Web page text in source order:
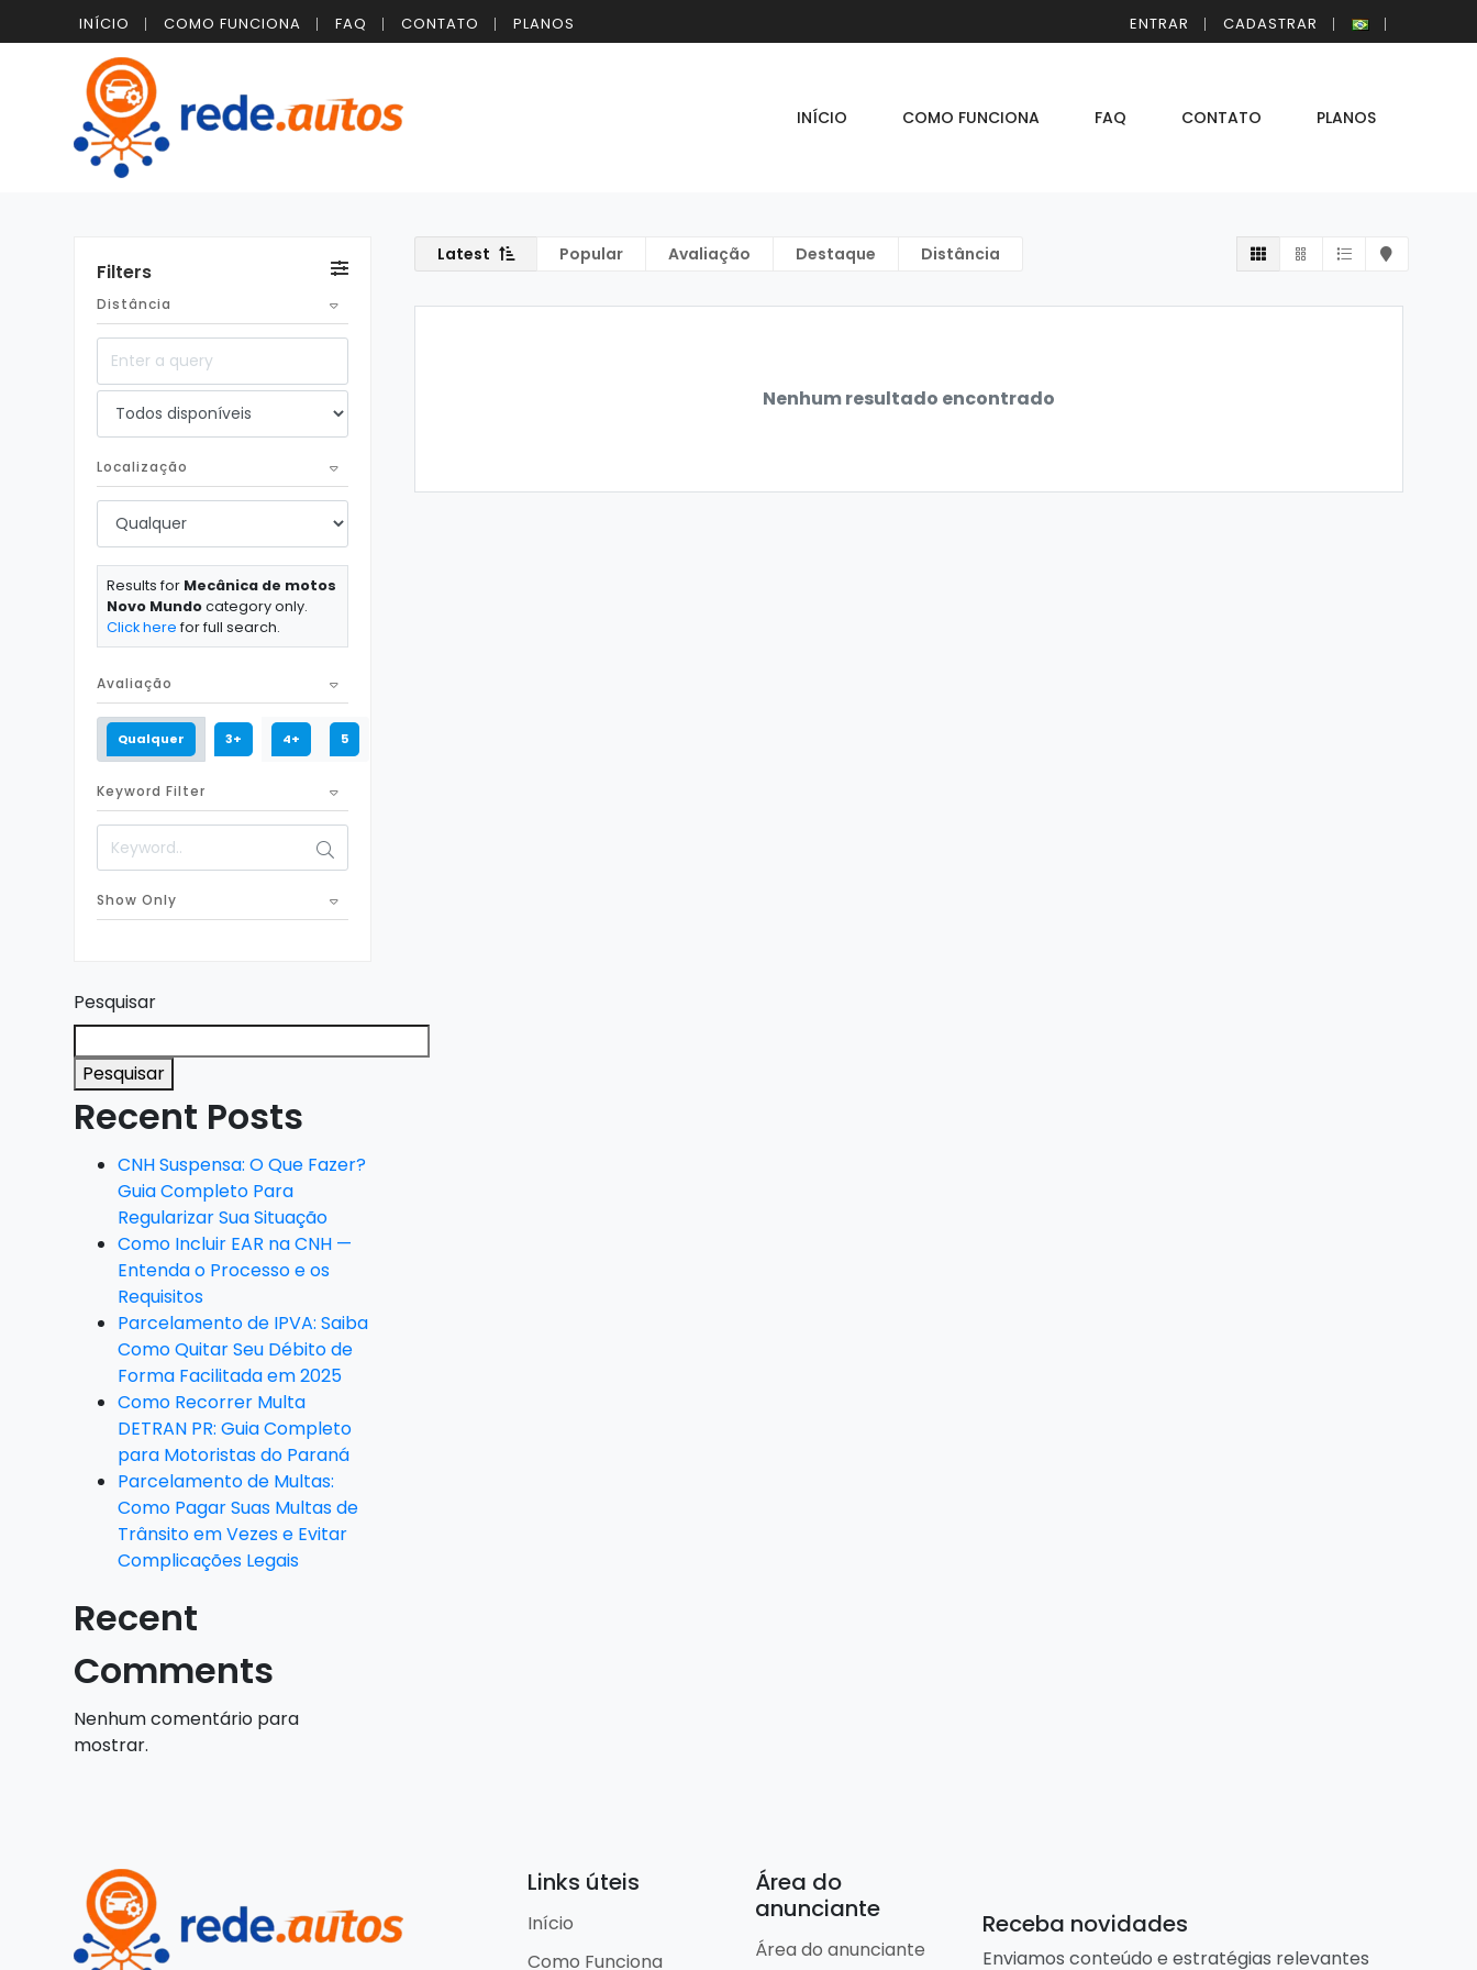
INÍCIO COMO FUNCIONA FAQ CONTATO PLANOS ENTRAR CADASTRAR
INÍCIO COMO FUNCIONA FAQ CONTATO PLANOS
Filters
Distância
Localização
Results for Mecânica de motos
Novo Mundocategory only.
Click here for full search.
Avaliação
Qualquer 3+ 4+ 5
Keyword Filter
Show Only
Pesquisar
Pesquisar
Recent Posts
CNH Suspensa: O Que Fazer?
Guia Completo Para
Regularizar Sua Situação
Como Incluir EAR na CNH —
Entenda o Processo e os
Requisitos
Parcelamento de IPVA: Saiba
Como Quitar Seu Débito de
Forma Facilitada em 2025
Como Recorrer Multa
DETRAN PR: Guia Completo
para Motoristas do Paraná
Parcelamento de Multas:
Como Pagar Suas Multas de
Trânsito em Vezes e Evitar
Complicações Legais
Recent
Comments
Nenhum comentário para
mostrar.
Latest Popular Avaliação Destaque Distância
Nenhum resultado encontrado
Links úteis
Início
Como Funciona
Área do
anunciante
Área do anunciante
Receba novidades
Enviamos conteúdo e estratégias relevantes